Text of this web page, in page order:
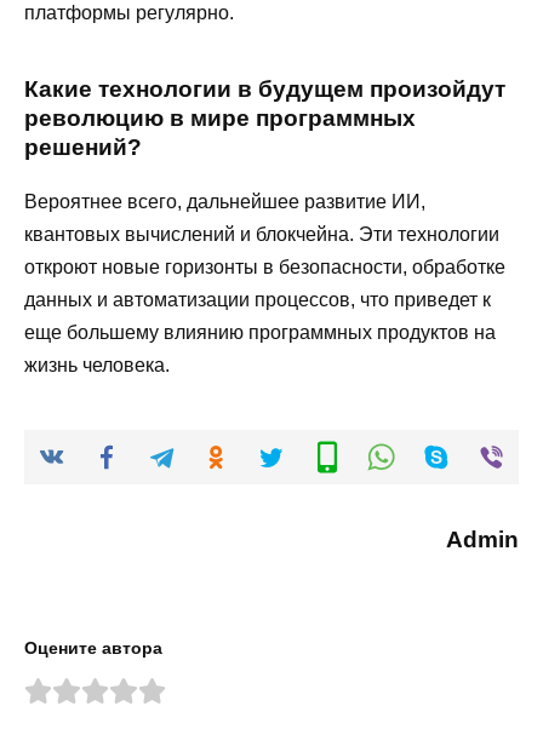
платформы регулярно.
Какие технологии в будущем произойдут
революцию в мире программных
решений?
Вероятнее всего, дальнейшее развитие ИИ,
квантовых вычислений и блокчейна. Эти технологии
откроют новые горизонты в безопасности, обработке
данных и автоматизации процессов, что приведет к
еще большему влиянию программных продуктов на
жизнь человека.
Admin
Оцените автора